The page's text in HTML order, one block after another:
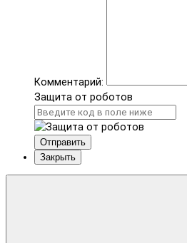
Комментарий:
Защита от роботов
Отправить
Закрыть